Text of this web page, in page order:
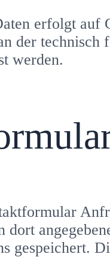
erfolgt
der
werden.
dort
gespeichert.